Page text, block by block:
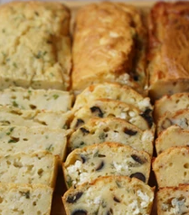
chaudes Entrées de fête ou